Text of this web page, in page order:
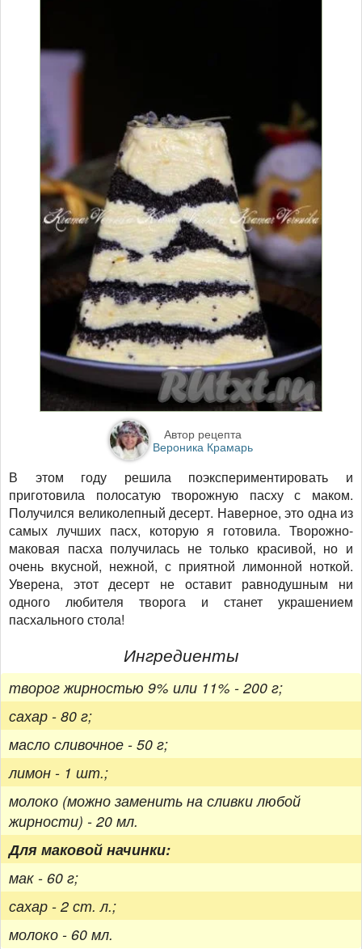
Автор рецепта
Вероника Крамарь
В этом году решила поэкспериментировать и
приготовила полосатую творожную пасху с маком.
Получился великолепный десерт. Наверное, это одна из
самых лучших пасх, которую я готовила. Творожно-
маковая пасха получилась не только красивой, но и
очень вкусной, нежной, с приятной лимонной ноткой.
Уверена, этот десерт не оставит равнодушным ни
одного любителя творога и станет украшением
пасхального стола!
Ингредиенты
творог жирностью 9% или 11% - 200 г;
сахар - 80 г;
масло сливочное - 50 г;
лимон - 1 шт.;
молоко (можно заменить на сливки любой
жирности) - 20 мл.
Для маковой начинки:
мак - 60 г;
сахар - 2 ст. л.;
молоко - 60 мл.